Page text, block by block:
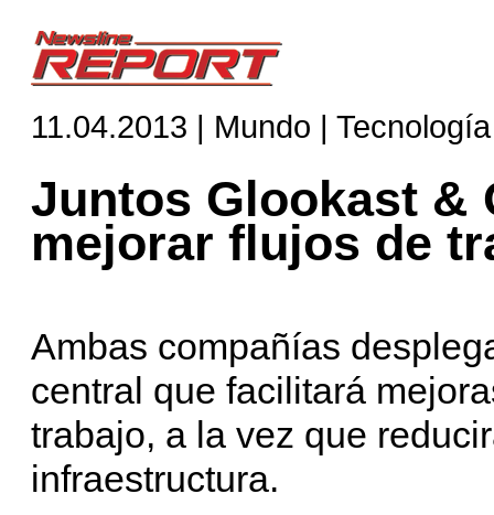
11.04.2013 | Mundo | Tecnología
Juntos Glookast &
mejorar flujos de
Ambas compañías
central que facilitará
trabajo, a la vez que
infraestructura.